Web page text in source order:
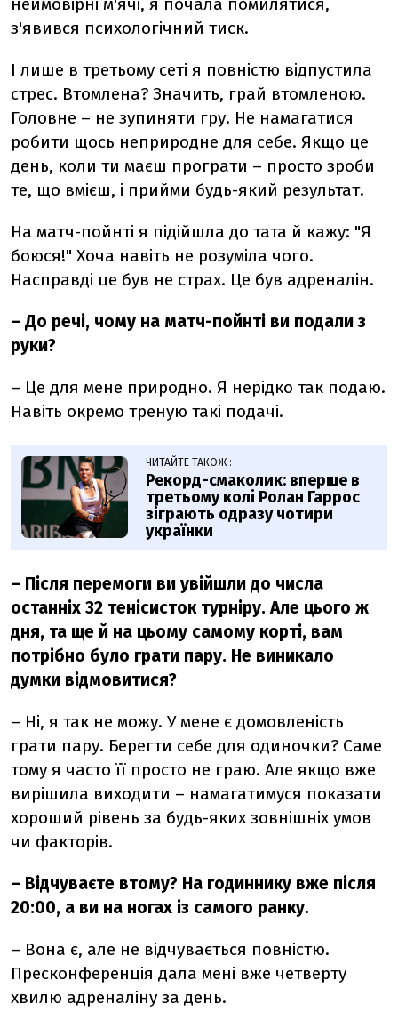
з'явився психологічний тиск.
І лише в третьому сеті я повністю відпустила
стрес. Втомлена? Значить, грай втомленою.
Головне – не зупиняти гру. Не намагатися
робити щось неприродне для себе. Якщо це
день, коли ти маєш програти – просто зроби
те, що вмієш, і прийми будь-який результат.
На матч-пойнті я підійшла до тата й кажу: "Я
боюся!" Хоча навіть не розуміла чого.
Насправді це був не страх. Це був адреналін.
– До речі, чому на матч-пойнті ви подали з
руки?
– Це для мене природно. Я нерідко так подаю.
Навіть окремо треную такі подачі.
ЧИТАЙТЕ ТАКОЖ :
Рекорд-смаколик: вперше в
третьому колі Ролан Гаррос
зіграють одразу чотири
українки
– Після перемоги ви увійшли до числа
останніх 32 тенісисток турніру. Але цього ж
дня, та ще й на цьому самому корті, вам
потрібно було грати пару. Не виникало
думки відмовитися?
– Ні, я так не можу. У мене є домовленість
грати пару. Берегти себе для одиночки? Саме
тому я часто її просто не граю. Але якщо вже
вирішила виходити – намагатимуся показати
хороший рівень за будь-яких зовнішніх умов
чи факторів.
– Відчуваєте втому? На годиннику вже після
20:00, а ви на ногах із самого ранку.
– Вона є, але не відчувається повністю.
Пресконференція дала мені вже четверту
хвилю адреналіну за день.